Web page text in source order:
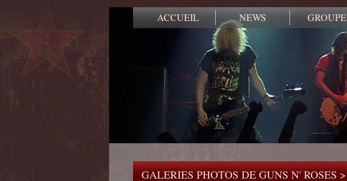
ACCUEIL NEWS GROUPE
GALERIES PHOTOS DE GUNS N' ROSES >